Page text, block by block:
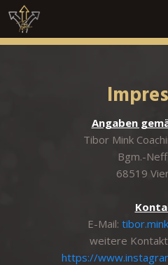
Angaben
Tibor Mink
Bgm.-
68519
E-Mail:
weitere
https://